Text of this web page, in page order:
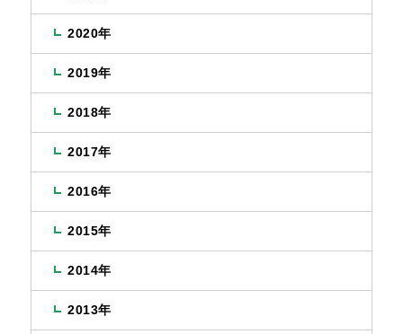
2020年
2019年
2018年
2017年
2016年
2015年
2014年
2013年